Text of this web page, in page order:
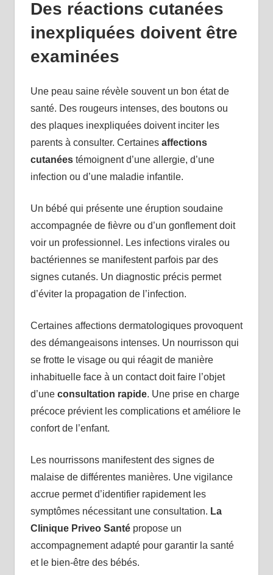
Des réactions cutanées
inexpliquées doivent être
examinées
Une peau saine révèle souvent un bon état de
santé. Des rougeurs intenses, des boutons ou
des plaques inexpliquées doivent inciter les
parents à consulter. Certaines affections
cutanéestémoignent d’une allergie, d’une
infection ou d’une maladie infantile.
Un bébé qui présente une éruption soudaine
accompagnée de fièvre ou d’un gonflement doit
voir un professionnel. Les infections virales ou
bactériennes se manifestent parfois par des
signes cutanés. Un diagnostic précis permet
d’éviter la propagation de l’infection.
Certaines affections dermatologiques provoquent
des démangeaisons intenses. Un nourrisson qui
se frotte le visage ou qui réagit de manière
inhabituelle face à un contact doit faire l’objet
d’une consultation rapide. Une prise en charge
précoce prévient les complications et améliore le
confort de l’enfant.
Les nourrissons manifestent des signes de
malaise de différentes manières. Une vigilance
accrue permet d’identifier rapidement les
symptômes nécessitant une consultation. La
Clinique Priveo Santépropose un
accompagnement adapté pour garantir la santé
et le bien-être des bébés.